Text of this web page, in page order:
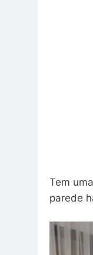
Tem
parede